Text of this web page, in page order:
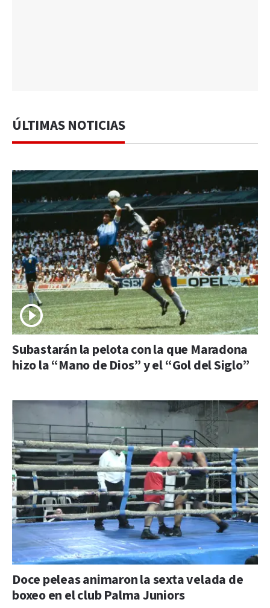
ÚLTIMAS NOTICIAS
Subastarán la pelota con la que Maradona
hizo la “Mano de Dios” y el “Gol del Siglo”
Doce peleas animaron la sexta velada de
boxeo en el club Palma Juniors